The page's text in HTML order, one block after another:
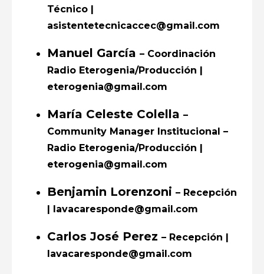
Técnico |
asistentetecnicaccec@gmail.com
Manuel García – Coordinación
Radio Eterogenia/Producción |
eterogenia@gmail.com
María Celeste Colella –
Community Manager Institucional –
Radio Eterogenia/Producción |
eterogenia@gmail.com
Benjamin Lorenzoni – Recepción
| lavacaresponde@gmail.com
Carlos José Perez – Recepción |
lavacaresponde@gmail.com